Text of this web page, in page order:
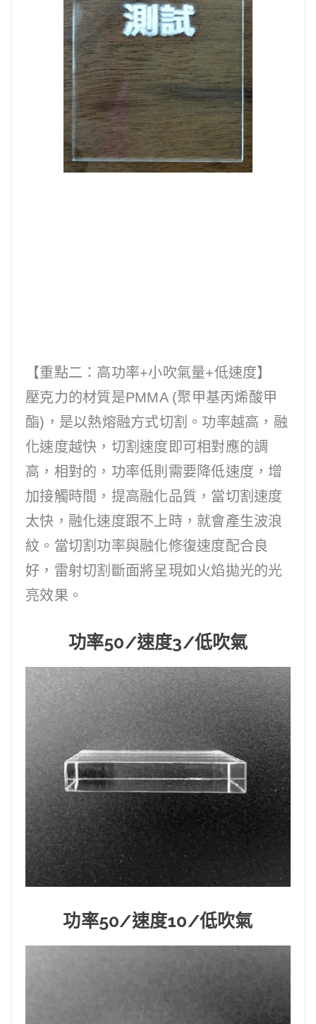
【重點二：高功率+小吹氣量+低速度】
壓克力的材質是PMMA (聚甲基丙烯酸甲
酯)，是以熱熔融方式切割。功率越高，融
化速度越快，切割速度即可相對應的調
高，相對的，功率低則需要降低速度，增
加接觸時間，提高融化品質，當切割速度
太快，融化速度跟不上時，就會產生波浪
紋。當切割功率與融化修復速度配合良
好，雷射切割斷面將呈現如火焰拋光的光
亮效果。
功率50/速度3/低吹氣
功率50/速度10/低吹氣